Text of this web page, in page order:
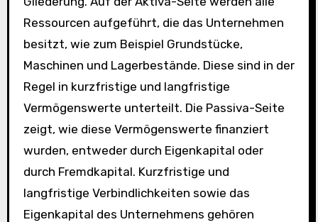
Ressourcen aufgeführt, die das Unternehmen
besitzt, wie zum Beispiel Grundstücke,
Maschinen und Lagerbestände. Diese sind in der
Regel in kurzfristige und langfristige
Vermögenswerte unterteilt. Die Passiva-Seite
zeigt, wie diese Vermögenswerte finanziert
wurden, entweder durch Eigenkapital oder
durch Fremdkapital. Kurzfristige und
langfristige Verbindlichkeiten sowie das
Eigenkapital des Unternehmens gehören